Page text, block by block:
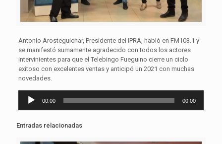
Antonio Arosteguichar, Presidente del IPRA, habló en FM103.1 y
se manifestó sumamente agradecido con todos los actores
intervinientes para que el Telebingo Fueguino cierre un ciclo
exitoso con excelentes ventas y anticipó un 2021 con muchas
novedades.
Reproductor
00:00 00:00
Entradas relacionadas